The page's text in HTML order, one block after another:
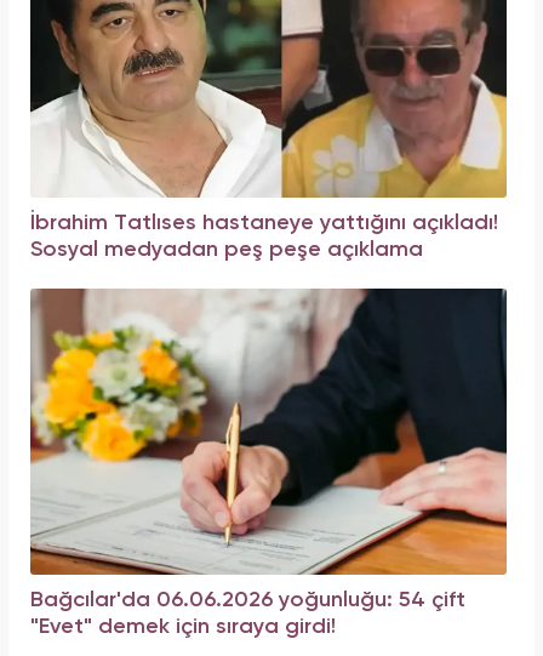
İbrahim Tatlıses hastaneye yattığını açıkladı!
Sosyal medyadan peş peşe açıklama
Bağcılar'da 06.06.2026 yoğunluğu: 54 çift
"Evet" demek için sıraya girdi!